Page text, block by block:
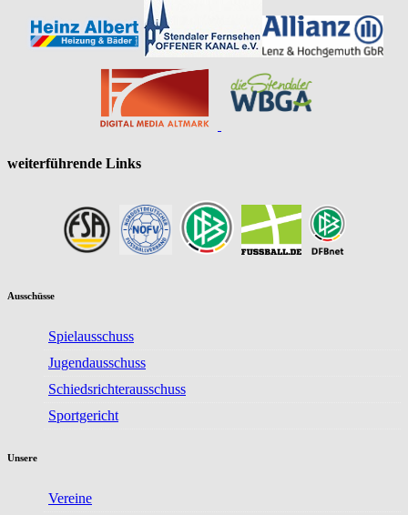
weiterführende Links
Ausschüsse
Spielausschuss
Jugendausschuss
Schiedsrichterausschuss
Sportgericht
Unsere
Vereine